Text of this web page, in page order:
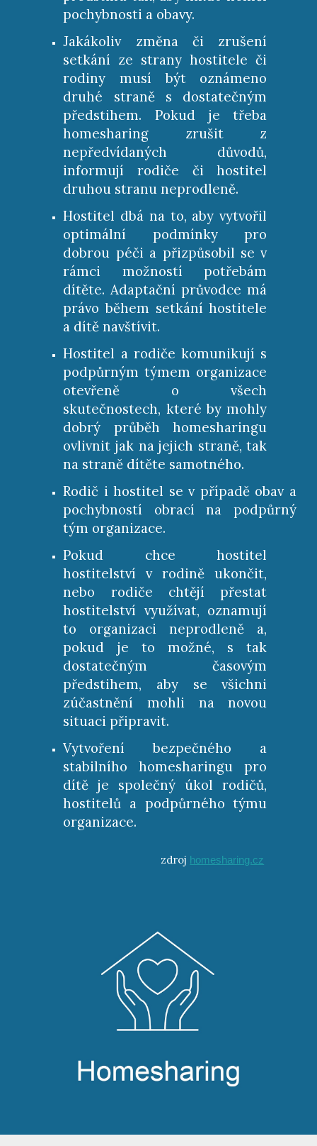
pochybnosti a obavy.
Jakákoliv změna či zrušení
setkání ze strany hostitele či
rodiny musí být oznámeno
druhé straně s dostatečným
předstihem. Pokud je třeba
homesharing zrušit z
nepředvídaných důvodů,
informují rodiče či hostitel
druhou stranu neprodleně.
Hostitel dbá na to, aby vytvořil
optimální podmínky pro
dobrou péči a přizpůsobil se v
rámci možností potřebám
dítěte. Adaptační průvodce má
právo během setkání hostitele
a dítě navštívit.
Hostitel a rodiče komunikují s
podpůrným týmem organizace
otevřeně o všech
skutečnostech, které by mohly
dobrý průběh homesharingu
ovlivnit jak na jejich straně, tak
na straně dítěte samotného.
Rodič i hostitel se v případě obav a
pochybností obrací na podpůrný
tým organizace.
Pokud chce hostitel
hostitelství v rodině ukončit,
nebo rodiče chtějí přestat
hostitelství využívat, oznamují
to organizaci neprodleně a,
pokud je to možné, s tak
dostatečným časovým
předstihem, aby se všichni
zúčastnění mohli na novou
situaci připravit.
Vytvoření bezpečného a
stabilního homesharingu pro
dítě je společný úkol rodičů,
hostitelů a podpůrného týmu
organizace.
zdroj homesharing.cz